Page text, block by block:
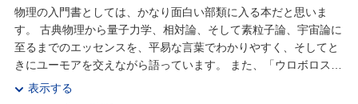
物理の入門書としては、かなり面白い部類に入る本だと思いま
す。 古典物理から量子力学、相対論、そして素粒子論、宇宙論に
至るまでのエッセンスを、平易な言葉でわかりやすく、そしてと
きにユーモアを交えながら語っています。 また、「ウロボロスの
蛇」をはじめとして、比喩がいろいろなところに...
表示する